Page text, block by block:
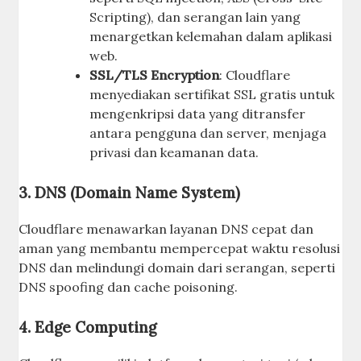
Scripting), dan serangan lain yang
menargetkan kelemahan dalam aplikasi
web.
SSL/TLS Encryption: Cloudflare
menyediakan sertifikat SSL gratis untuk
mengenkripsi data yang ditransfer
antara pengguna dan server, menjaga
privasi dan keamanan data.
3.DNS (Domain Name System)
Cloudflare menawarkan layanan DNS cepat dan
aman yang membantu mempercepat waktu resolusi
DNS dan melindungi domain dari serangan, seperti
DNS spoofing dan cache poisoning.
4.Edge Computing